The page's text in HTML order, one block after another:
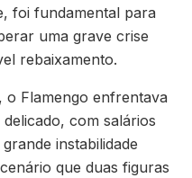
foi fundamental para
uma grave crise
rebaixamento.
o Flamengo enfrentava
com salários
instabilidade
que duas figuras